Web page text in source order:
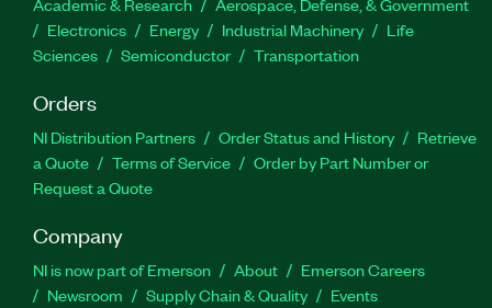
Academic & Research
Aerospace, Defense, & Government
Electronics
Energy Industrial Machinery
Life
Sciences
Semiconductor Transportation
Orders
NI Distribution Partners Order Status and History
Retrieve
a Quote
Terms of Service
Order by Part Number or
Request a Quote
Company
NI is now part of Emerson About
Emerson Careers
Newsroom
Supply Chain & Quality Events